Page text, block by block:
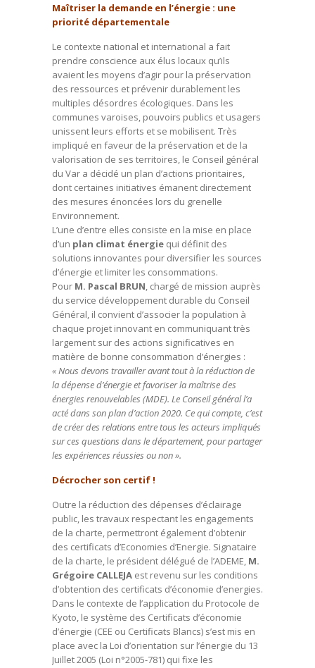
Maîtriser la demande en l’énergie : une
priorité départementale
Le contexte national et international a fait
prendre conscience aux élus locaux qu’ils
avaient les moyens d’agir pour la préservation
des ressources et prévenir durablement les
multiples désordres écologiques. Dans les
communes varoises, pouvoirs publics et usagers
unissent leurs efforts et se mobilisent. Très
impliqué en faveur de la préservation et de la
valorisation de ses territoires, le Conseil général
du Var a décidé un plan d’actions prioritaires,
dont certaines initiatives émanent directement
des mesures énoncées lors du grenelle
Environnement.
L’une d’entre elles consiste en la mise en place
d’un plan climat énergie qui définit des
solutions innovantes pour diversifier les sources
d’énergie et limiter les consommations.
Pour M. Pascal BRUN, chargé de mission auprès
du service développement durable du Conseil
Général, il convient d’associer la population à
chaque projet innovant en communiquant très
largement sur des actions significatives en
matière de bonne consommation d’énergies :
« Nous devons travailler avant tout à la réduction de
la dépense d’énergie et favoriser la maîtrise des
énergies renouvelables (MDE). Le Conseil général l’a
acté dans son plan d’action 2020. Ce qui compte, c’est
de créer des relations entre tous les acteurs impliqués
sur ces questions dans le département, pour partager
les expériences réussies ou non ».
Décrocher son certif !
Outre la réduction des dépenses d’éclairage
public, les travaux respectant les engagements
de la charte, permettront également d’obtenir
des certificats d’Economies d’Energie. Signataire
de la charte, le président délégué de l’ADEME, M.
Grégoire CALLEJA est revenu sur les conditions
d’obtention des certificats d’économie d’energies.
Dans le contexte de l’application du Protocole de
Kyoto, le système des Certificats d’économie
d’énergie (CEE ou Certificats Blancs) s’est mis en
place avec la Loi d’orientation sur l’énergie du 13
Juillet 2005 (Loi n°2005-781) qui fixe les